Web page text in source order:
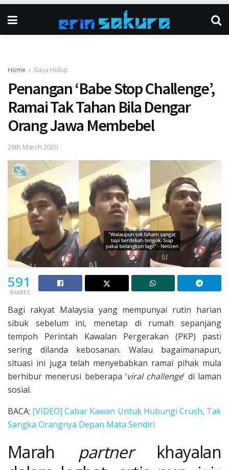
Home Gaya Hidup
Penangan ‘Babe Stop Challenge’,
Ramai Tak Tahan Bila Dengar
Orang Jawa Membebel
26th March 2020
591
SHARES
Bagi rakyat Malaysia yang mempunyai rutin harian
sibuk sebelum ini, menetap di rumah sepanjang
tempoh Perintah Kawalan Pergerakan (PKP) pasti
sering dilanda kebosanan. Walau bagaimanapun,
situasi ini juga telah menyebabkan ramai pihak mula
berhibur menerusi beberapa ‘viral challenge‘ di laman
sosial.
BACA: [VIDEO] Cabar Kawan Untuk Hubungi Crush, Tak
Sangka Orangnya Depan Mata Sendiri
Marah partnerkhayalan